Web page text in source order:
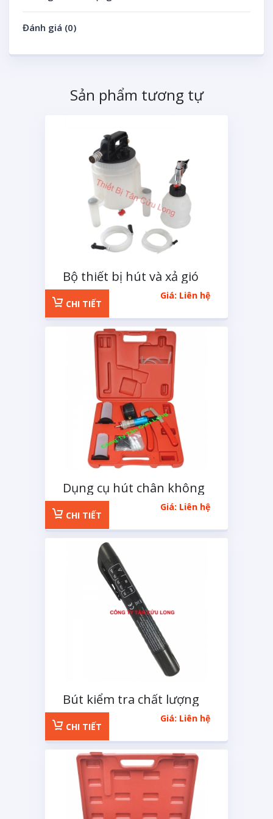
Đánh giá (0)
Sản phẩm tương tự
Bộ thiết bị hút và xả gió
dầu thắng 2L
Giá: Liên hệ
CHI TIẾT
Dụng cụ hút chân không
và bơm dầu phanhGiá: Liên hệ
CHI TIẾT
Bút kiểm tra chất lượng
dầu thắng
Giá: Liên hệ
CHI TIẾT